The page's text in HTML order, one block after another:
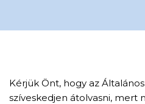
Kérjük Önt, hogy az
szíveskedjen átolvasni, mert